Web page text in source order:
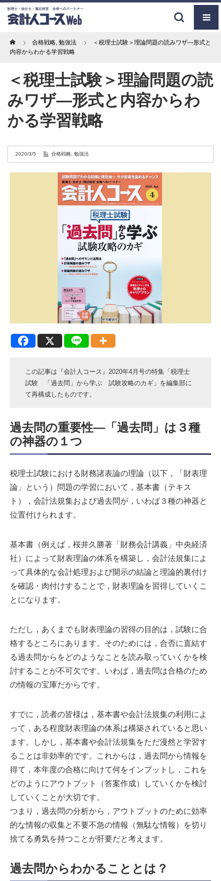
Home 合格戦略, 勉強法
＜税理士試験＞理論問題の読みワザ―形式と
内容からわかる学習戦略
＜税理士試験＞理論問題の読
みワザ―形式と内容からわ
かる学習戦略
2020/3/5 合格戦略 勉強法
この記事は『会計人コース』2020年4月号の特集「税理士
試験 「過去問」から学ぶ 試験攻略のカギ」を編集部に
て再構成したものです。
過去問の重要性―「過去問」は３種
の神器の１つ
税理士試験における財務諸表論の理論（以下，「財表理
論」という）問題の学習において，基本書（テキス
ト），会計法規集および過去問が，いわば３種の神器と
位置付けられます。
基本書（例えば，桜井久勝著「財務会計講義」中央経済
社）によって財表理論の体系を構築し，会計法規集によ
って具体的な会計処理および開示の結論と理論的裏付け
を確認・肉付けすることで，財表理論を習得していくこ
とになります。
ただし，あくまでも財表理論の習得の目的は，試験に合
格するところにあります。そのためには，合否に直結す
る過去問からをどのようなことを読み取っていくかを検
討することが不可欠です。いわば，過去問は合格のため
の情報の宝庫だからです。
すでに，読者の皆様は，基本書や会計法規集の利用によ
って，ある程度財表理論の体系は構築されていると思い
ます。しかし，基本書や会計法規集をただ漫然と学習す
ることは非効率的です。これからは，過去問から情報を
得て，本年度の合格に向けて何をインプットし，これを
どのようにアウトプット（答案作成）していくかを検討
していくことが大切です。
つまり，過去問の分析から，アウトプットのために効率
的な情報の収集と不要不急の情報（無駄な情報）を切り
捨てる勇気を持つことが肝要だと考えます。
過去問からわかることとは？